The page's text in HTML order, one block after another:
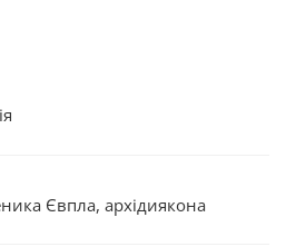
Євпла, архідиякона